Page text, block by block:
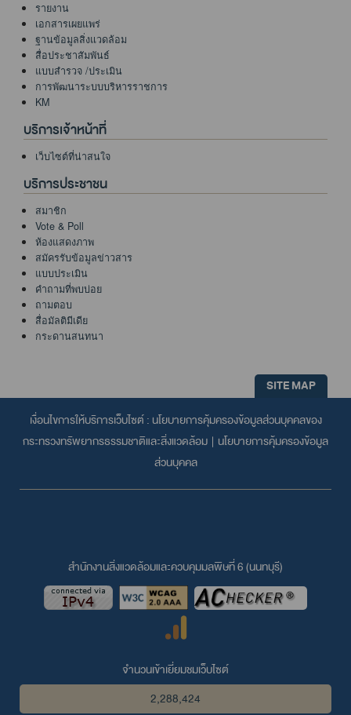
รายงาน
เอกสารเผยแพร่
ฐานข้อมูลสิ่งแวดล้อม
สื่อประชาสัมพันธ์
แบบสำรวจ /ประเมิน
การพัฒนาระบบบริหารราชการ
KM
บริการเจ้าหน้าที่
เว็บไซต์ที่น่าสนใจ
บริการประชาชน
สมาชิก
Vote & Poll
ห้องแสดงภาพ
สมัครรับข้อมูลข่าวสาร
แบบประเมิน
คำถามที่พบบ่อย
ถามตอบ
สื่อมัลติมีเดีย
กระดานสนทนา
SITE MAP
เงื่อนไขการให้บริการเว็บไซต์ : นโยบายการคุ้มครองข้อมูลส่วนบุคคลของ
กระทรวงทรัพยากรธรรมชาติและสิ่งแวดล้อม | นโยบายการคุ้มครองข้อมูล
ส่วนบุคคล
สำนักงานสิ่งแวดล้อมและควบคุมมลพิษที่ 6 (นนทบุรี)
จำนวนเข้าเยี่ยมชมเว็บไซต์
2,288,424